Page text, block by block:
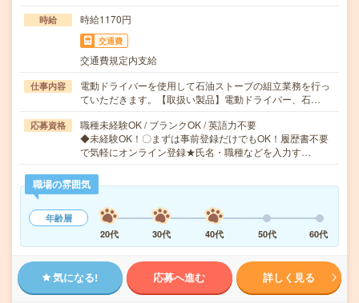
時給 時給1170円
交通費
交通費規定内支給
仕事内容
電動ドライバーを使用して石油ストーブの組立業務を行っ
ていただきます。【取扱い製品】電動ドライバー、石…
応募資格
職種未経験OK / ブランクOK / 英語力不要
◆未経験OK！〇まずは事前登録だけでもOK！履歴書不要
で気軽にオンライン登録★氏名・職種などを入力す…
職場の雰囲気
年齢層
20代
30代 40代 50代 60代
気になる! 応募へ進む 詳しく見る